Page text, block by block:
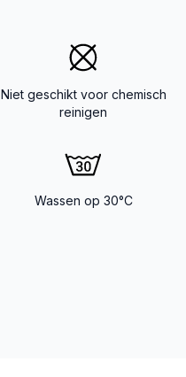
Niet geschikt voor chemisch
reinigen
Wassen op 30°C